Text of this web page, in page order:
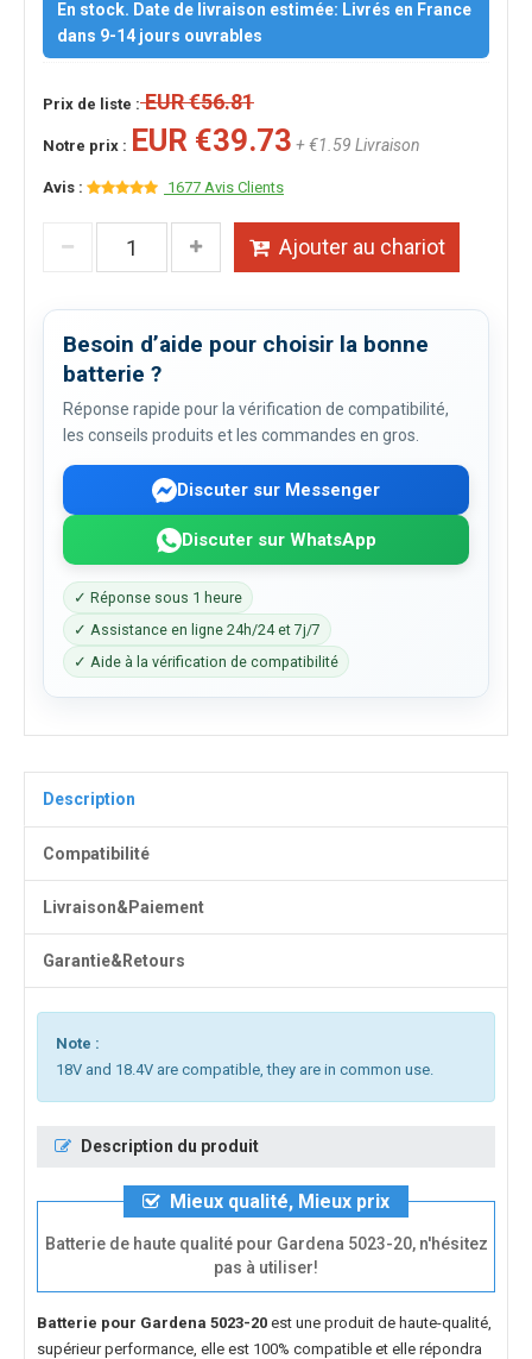
En stock. Date de livraison estimée: Livrés en France
dans 9-14 jours ouvrables
Prix de liste :EUR €56.81
Notre prix : EUR €39.73 + €1.59 Livraison
Avis : 1677 Avis Clients
Ajouter au chariot
Besoin d’aide pour choisir la bonne
batterie ?
Réponse rapide pour la vérification de compatibilité,
les conseils produits et les commandes en gros.
Discuter sur Messenger
Discuter sur WhatsApp
✓ Réponse sous 1 heure
✓ Assistance en ligne 24h/24 et 7j/7
✓ Aide à la vérification de compatibilité
Description
Compatibilité
Livraison&Paiement
Garantie&Retours
Note :
18V and 18.4V are compatible, they are in common use.
Description du produit
Mieux qualité, Mieux prix
Batterie de haute qualité pour Gardena 5023-20, n'hésitez
pas à utiliser!
Batterie pour Gardena 5023-20 est une produit de haute-qualité,
supérieur performance, elle est 100% compatible et elle répondra